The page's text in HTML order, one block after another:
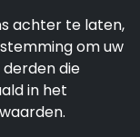
achter te laten,
om uw
die
in het